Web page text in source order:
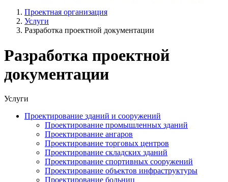
Проектная организация
Услуги
Разработка проектной документации
Разработка проектной
документации
Услуги
Проектирование зданий и сооружений
Проектирование промышленных зданий
Проектирование ангаров
Проектирование торговых центров
Проектирование складских зданий
Проектирование спортивных сооружений
Проектирование объектов инфраструктуры
Проектирование больниц